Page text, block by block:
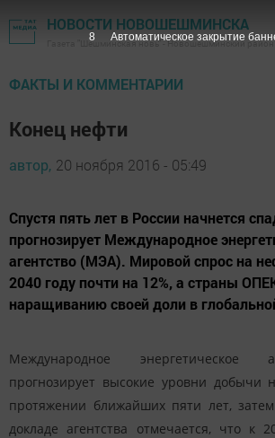
НОВОСТИ НОВОШЕШМИНСКА
Газета "Шешминская новь" - Новошешминский район
ФАКТЫ И КОММЕНТАРИИ
Конец нефти
автор, 20 ноября 2016 - 05:49
Спустя пять лет в России начнется
прогнозирует Международное
агентство (МЭА). Мировой спрос на
2040 году почти на 12%, а страны
наращиванию своей доли в
Международное энергетическое
прогнозирует высокие уровни добычи
протяжении ближайших пяти лет,
докладе агентства отмечается, что к
7 Автоматическое закрытие